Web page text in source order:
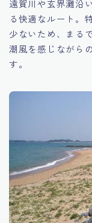
遠賀川や玄界灘沿
る快適なルート。
少ないため、まる
潮風を感じながら
す。